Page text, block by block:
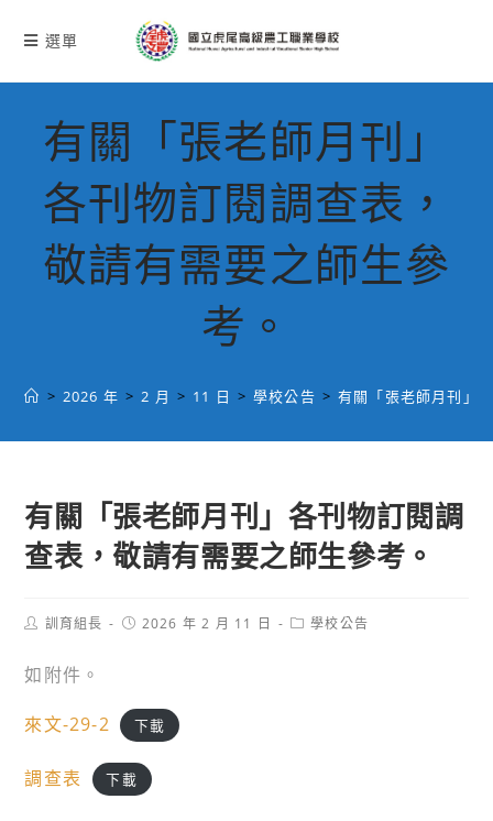
選單
有關「張老師月刊」
各刊物訂閱調查表，
敬請有需要之師生參
考。
> 2026 年 > 2 月 > 11 日 > 學校公告 > 有關「張老師月刊」
有關「張老師月刊」各刊物訂閱調
查表，敬請有需要之師生參考。
Post訓育組長
Post2026 年 2 月 11 日
Post學校公告
如附件。
來文-29-2 下載
調查表 下載